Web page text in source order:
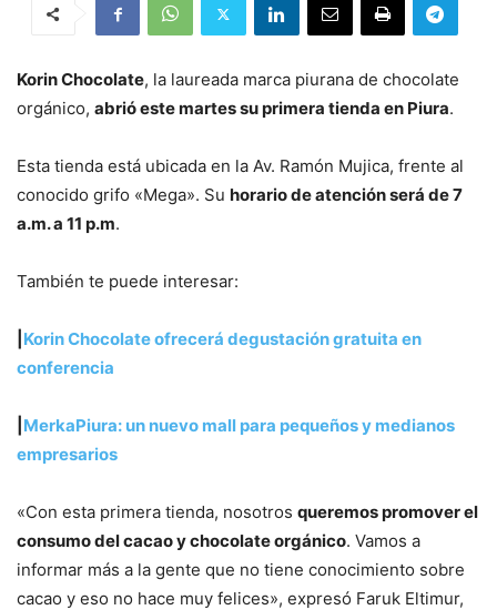
Korin Chocolate, la laureada marca piurana de chocolate
orgánico, abrió este martes su primera tienda en Piura.
Esta tienda está ubicada en la Av. Ramón Mujica, frente al
conocido grifo «Mega». Su horario de atención será de 7
a.m. a 11 p.m.
También te puede interesar:
Korin Chocolate ofrecerá degustación gratuita en
conferencia
MerkaPiura: un nuevo mall para pequeños y medianos
empresarios
«Con esta primera tienda, nosotros queremos promover el
consumo del cacao y chocolate orgánico. Vamos a
informar más a la gente que no tiene conocimiento sobre
cacao y eso no hace muy felices», expresó Faruk Eltimur,